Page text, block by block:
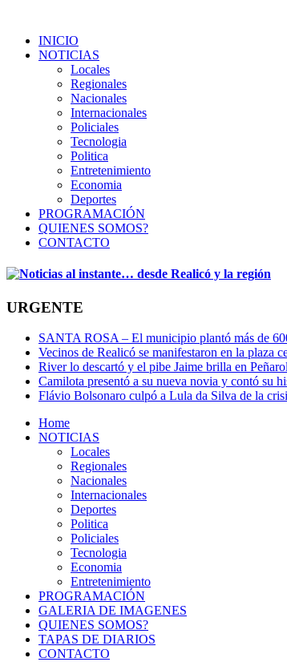
INICIO
NOTICIAS
Locales
Regionales
Nacionales
Internacionales
Policiales
Tecnologia
Politica
Entretenimiento
Economia
Deportes
PROGRAMACIÓN
QUIENES SOMOS?
CONTACTO
URGENTE
SANTA ROSA – El municipio plantó más de
Vecinos de Realicó se manifestaron en la plaza
River lo descartó y el pibe Jaime brilla en
Camilota presentó a su nueva novia y contó su
Flávio Bolsonaro culpó a Lula da Silva de la
Home
NOTICIAS
Locales
Regionales
Nacionales
Internacionales
Deportes
Politica
Policiales
Tecnologia
Economia
Entretenimiento
PROGRAMACIÓN
GALERIA DE IMAGENES
QUIENES SOMOS?
TAPAS DE DIARIOS
CONTACTO